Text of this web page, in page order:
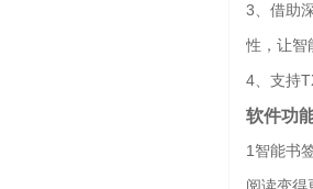
3、借助
性，让智
4、支持
软件功
1智能书